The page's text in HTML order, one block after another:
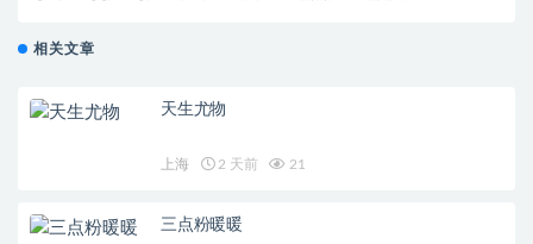
相关文章
天生尤物
上海 2 天前 21
三点粉暖暖